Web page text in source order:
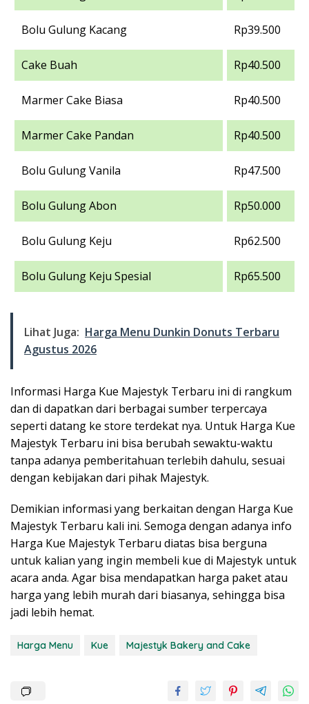
Bolu Gulung Kacang Rp39.500
Cake Buah Rp40.500
Marmer Cake Biasa Rp40.500
Marmer Cake Pandan Rp40.500
Bolu Gulung Vanila Rp47.500
Bolu Gulung Abon Rp50.000
Bolu Gulung Keju Rp62.500
Bolu Gulung Keju Spesial Rp65.500
Lihat Juga: Harga Menu Dunkin Donuts Terbaru
Agustus 2026
Informasi Harga Kue Majestyk Terbaru ini di rangkum
dan di dapatkan dari berbagai sumber terpercaya
seperti datang ke store terdekat nya. Untuk Harga Kue
Majestyk Terbaru ini bisa berubah sewaktu-waktu
tanpa adanya pemberitahuan terlebih dahulu, sesuai
dengan kebijakan dari pihak Majestyk.
Demikian informasi yang berkaitan dengan Harga Kue
Majestyk Terbaru kali ini. Semoga dengan adanya info
Harga Kue Majestyk Terbaru diatas bisa berguna
untuk kalian yang ingin membeli kue di Majestyk untuk
acara anda. Agar bisa mendapatkan harga paket atau
harga yang lebih murah dari biasanya, sehingga bisa
jadi lebih hemat.
Harga Menu Kue Majestyk Bakery and Cake